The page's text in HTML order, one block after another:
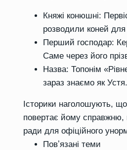
Княжі конюшні:
розводили коней для
Перший господар:
Саме через його
Назва: Топонім
зараз знаємо як Устя.
Історики наголошують,
повертає йому справжню,
ради для офіційного
Повʼязані теми